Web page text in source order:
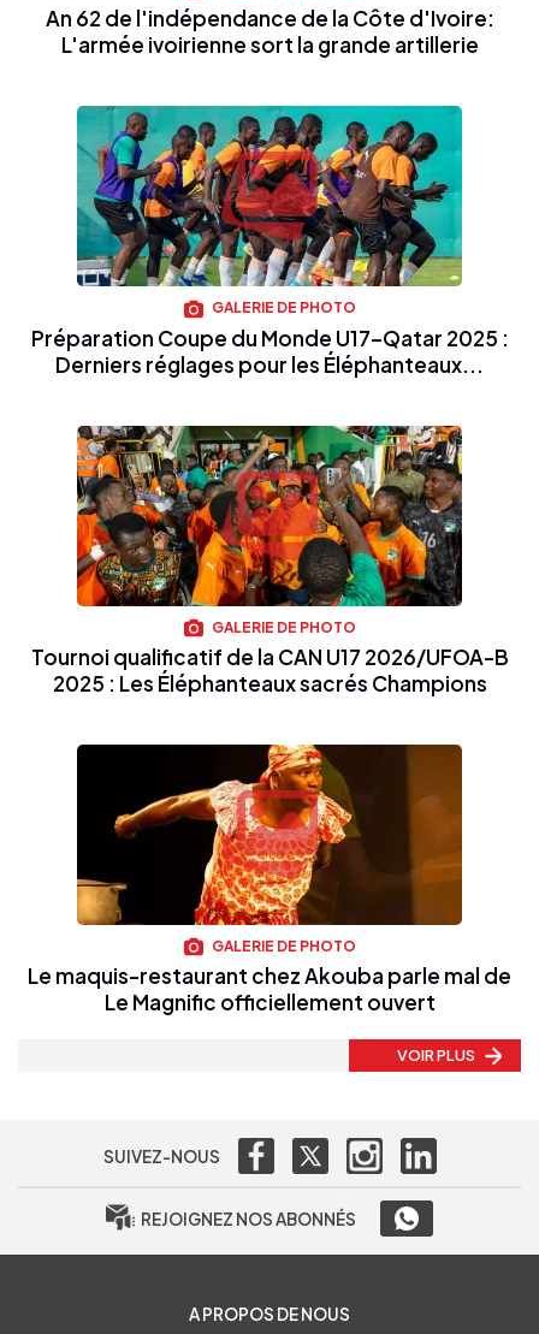
An 62 de l'indépendance de la Côte d'Ivoire:
L'armée ivoirienne sort la grande artillerie
GALERIE DE PHOTO
Préparation Coupe du Monde U17–Qatar 2025 :
Derniers réglages pour les Éléphanteaux...
GALERIE DE PHOTO
Tournoi qualificatif de la CAN U17 2026/UFOA-B
2025 : Les Éléphanteaux sacrés Champions
GALERIE DE PHOTO
Le maquis-restaurant chez Akouba parle mal de
Le Magnific officiellement ouvert
VOIR PLUS
SUIVEZ-NOUS
REJOIGNEZ NOS ABONNÉS
A PROPOS DE NOUS